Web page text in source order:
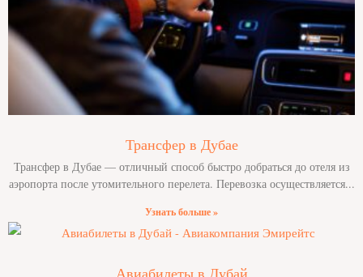
Трансфер в Дубае
Трансфер в Дубае — отличный способ быстро добраться до отеля из
аэропорта после утомительного перелета. Перевозка осуществляется
Узнать больше »
Авиабилеты в Дубай